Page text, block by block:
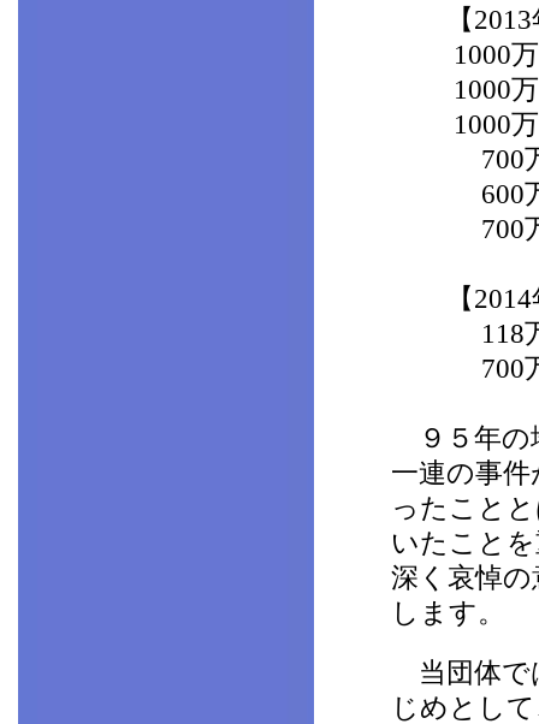
【2013
1000万
1000万
1000万
700万
600万
700万
【2014
118万
700万
９５年の
一連の事
ったこと
いたこと
深く哀悼
します。
当団体で
じめとし